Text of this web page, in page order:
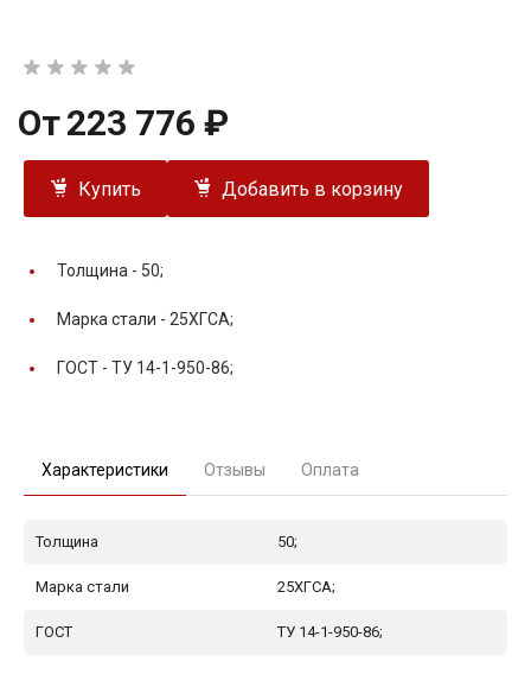
От223 776 ₽
Купить Добавить в корзину
Толщина - 50;
Марка стали - 25ХГСА;
ГОСТ - ТУ 14-1-950-86;
Характеристики Отзывы Оплата
Толщина 50;
Марка стали 25ХГСА;
ГОСТ ТУ 14-1-950-86;